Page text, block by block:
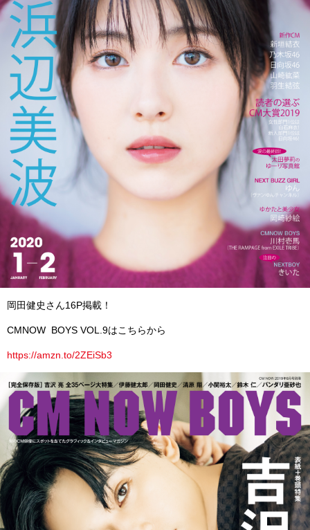
岡田健史さん16P掲載！
CMNOW BOYS VOL.9はこちらから
https://amzn.to/2ZEiSb3